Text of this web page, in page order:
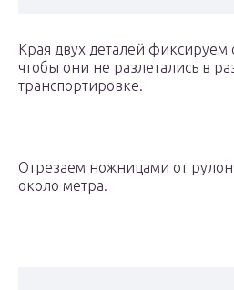
Края двух деталей фиксируем
чтобы они не разлетались в
транспортировке.
Отрезаем ножницами от
около метра.